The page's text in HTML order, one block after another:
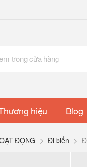
hiệu Blog
ĐỘNG Đi biển